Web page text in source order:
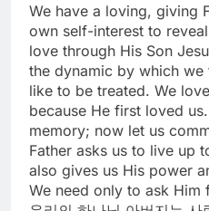
We have a loving, giving
own self-interest to
love through His Son
the dynamic by which
like to be treated. We
because He first loved
memory; now let us
Father asks us to live up
also gives us His power
We need only to ask Him